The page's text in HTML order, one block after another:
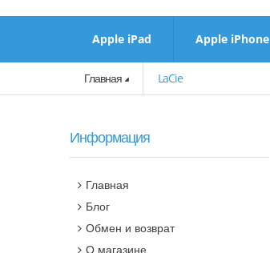
Apple iPad Apple iPhone
Главная LaCie
Информация
Главная
Блог
Обмен и возврат
О магазине